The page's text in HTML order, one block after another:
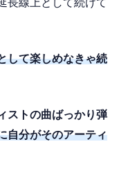
長線上として続けて
して楽しめなきゃ続
ストの曲ばっかり弾
自分がそのアーティ